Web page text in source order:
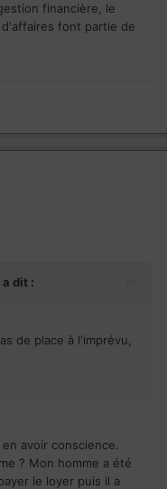
et moi on est pas
budget. Si t as besoin
financière, le
font partie de
a dit :
de place à l'imprévu,
avoir conscience.
? Mon homme a été
le loyer puis il a